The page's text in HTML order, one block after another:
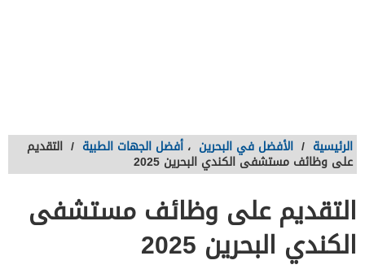
الرئيسية / الأفضل في البحرين ، أفضل الجهات الطبية / التقديم
على وظائف مستشفى الكندي البحرين 2025
التقديم على وظائف مستشفى
الكندي البحرين 2025